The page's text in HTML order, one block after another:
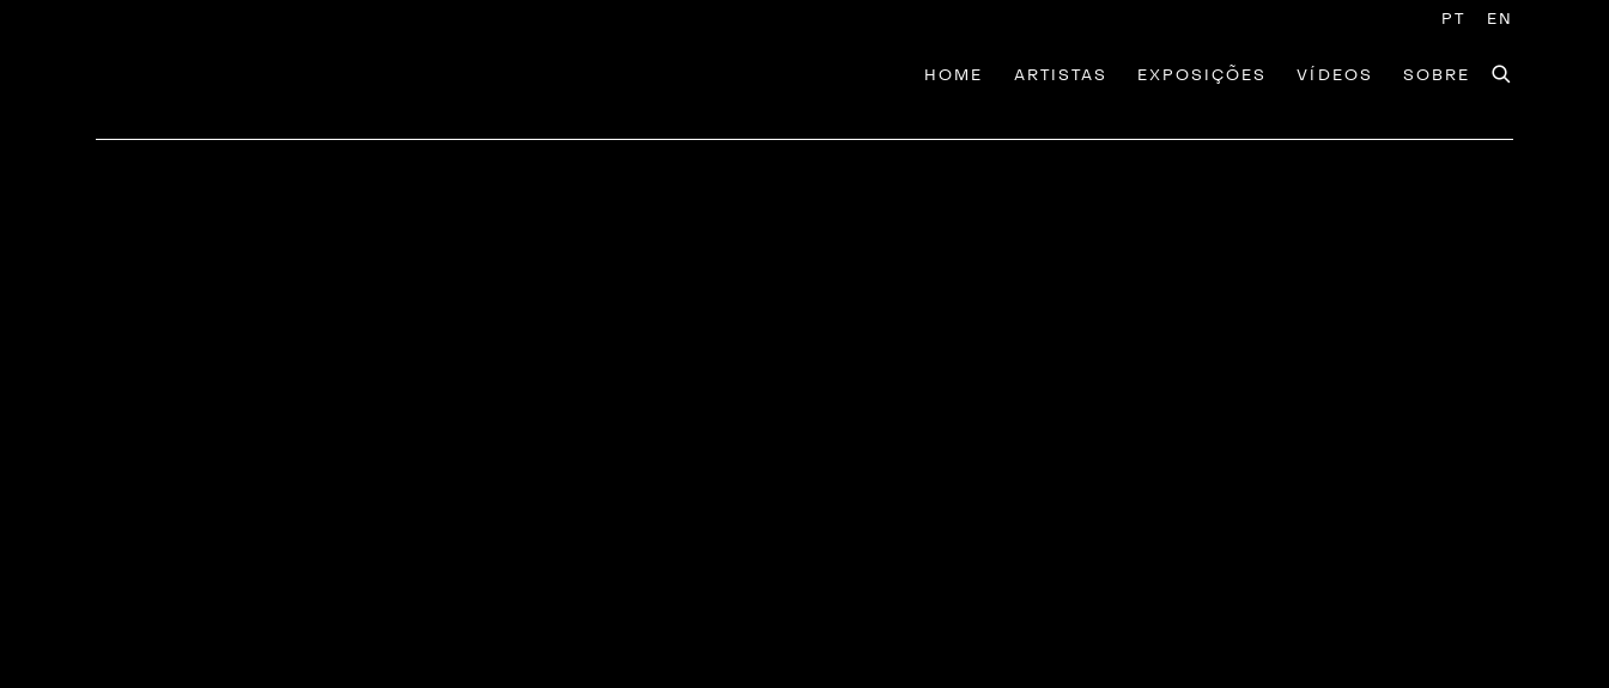
HOME ARTISTAS EXPOSIÇÕES VÍDEOS SOBRE
PT EN